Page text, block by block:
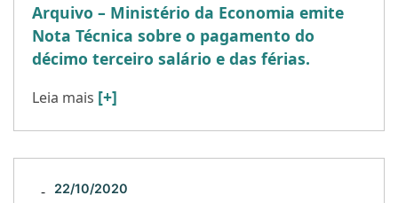
Arquivo – Ministério da Economia emite
Nota Técnica sobre o pagamento do
décimo terceiro salário e das férias.
Leia mais [+]
- 22/10/2020